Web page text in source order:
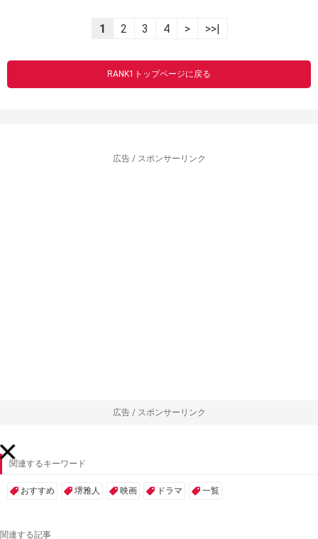
1 2 3 4 > >>|
RANK1トップページに戻る
広告 / スポンサーリンク
広告 / スポンサーリンク
関連するキーワード
おすすめ 堺雅人 映画 ドラマ 一覧
関連する記事